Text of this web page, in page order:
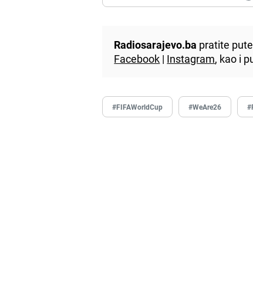
Radiosarajevo.ba pratite
Facebook | Instagram, kao i
#FIFAWorldCup #WeAre26